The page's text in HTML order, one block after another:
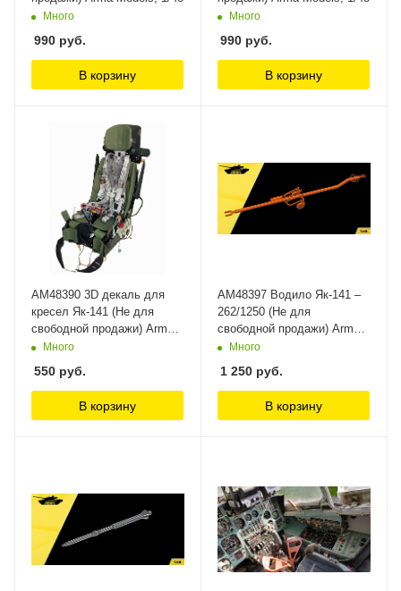
Много
990 руб.
В корзину
Много
990 руб.
В корзину
AM48390 3D декаль для
кресел Як-141 (Не для
свободной продажи) Arma
Models
Много
550 руб.
В корзину
AM48397 Водило Як-141 –
262/1250 (Не для
свободной продажи) Arma
Models
Много
1 250 руб.
В корзину